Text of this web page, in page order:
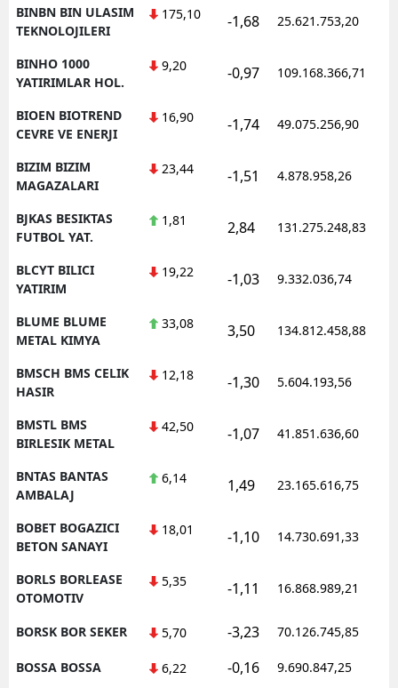
BINBN BIN ULASIM
TEKNOLOJILERI
175,10 -1,68 25.621.753,20
BINHO 1000
YATIRIMLAR HOL.
9,20 -0,97 109.168.366,71
BIOEN BIOTREND
CEVRE VE ENERJI
16,90 -1,74 49.075.256,90
BIZIM BIZIM
MAGAZALARI
23,44 -1,51 4.878.958,26
BJKAS BESIKTAS
FUTBOL YAT.
1,81 2,84 131.275.248,83
BLCYT BILICI
YATIRIM
19,22 -1,03 9.332.036,74
BLUME BLUME
METAL KIMYA
33,08 3,50 134.812.458,88
BMSCH BMS CELIK
HASIR
12,18 -1,30 5.604.193,56
BMSTL BMS
BIRLESIK METAL
42,50 -1,07 41.851.636,60
BNTAS BANTAS
AMBALAJ
6,14 1,49 23.165.616,75
BOBET BOGAZICI
BETON SANAYI
18,01 -1,10 14.730.691,33
BORLS BORLEASE
OTOMOTIV
5,35 -1,11 16.868.989,21
BORSK BOR SEKER 5,70 -3,23 70.126.745,85
BOSSA BOSSA 6,22 -0,16 9.690.847,25